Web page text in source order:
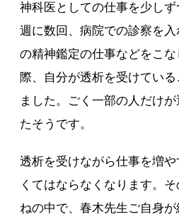
神科医としての仕事を少しず
週に数回、病院での診察を
の精神鑑定の仕事などをこ
際、自分が透析を受けてい
ました。ごく一部の人だけ
たそうです。
透析を受けながら仕事を増
くてはならなくなります。
ねの中で、春木先生ご自身